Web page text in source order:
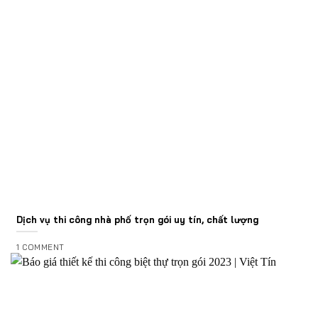
Dịch vụ thi công nhà phố trọn gói uy tín, chất lượng
1 COMMENT